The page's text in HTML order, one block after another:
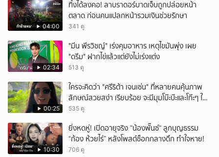
04:00
ทิ้งได้ลงคอ! ลาบราดอร์บาดเจ็บถูกปล่อยหน้า
ตลาด ก่อนคนแปลกหน้ารวมเงินช่วยรักษา
341 ดู
02:34
"มีน พีรวิชญ์" เร่งคุมอาหาร เหตุไขมันพุ่ง เผย
"ดรีม" ฝากไข่แล้วแต่ยังไม่เร่งแต่ง
513 ดู
00:25
ใครจะคิดว่า "ศรีริต้า เจนเซ่น" ที่หลายคนคุ้นภาพ
ลักษณ์สวยสง่า เรียบร้อย จะมีมุมโบ๊ะบ๊ะและโก๊ะๆ ให้
ได้อมยิ้มเหมือนกัน งานนี้ทำเอาแฟนๆ ทั้งเอ็นดูทั้ง
535 ดู
10:30
ยิ่งหดหู่! เปิดอายุจริง “น้องพั๊นซ์“ ลูกบุญธรรม
“ก้อง ห้วยไร่” หลังโพสต์ช็อกกลางดึก ทำใจหาย!
706 ดู